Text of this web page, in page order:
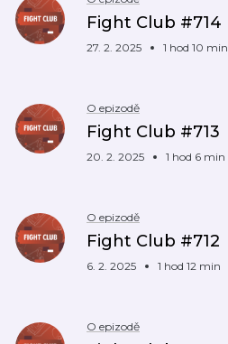
Fight Club #714
27. 2. 2025 1 hod 10 min
O epizodě
Fight Club #713
20. 2. 2025 1 hod 6 min
O epizodě
Fight Club #712
6. 2. 2025 1 hod 12 min
O epizodě